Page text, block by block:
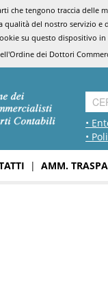
che tengono traccia
qualità del nostro servizio e
su questo dispositivo
dei Dottori
•
•
| AMM.